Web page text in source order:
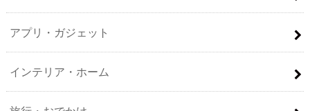
アプリ・ガジェット
インテリア・ホーム